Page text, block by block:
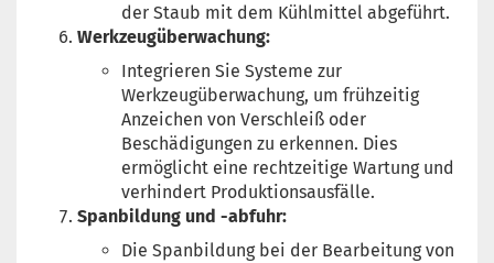
der Staub mit dem Kühlmittel abgeführt.
Werkzeugüberwachung:
Integrieren Sie Systeme zur
Werkzeugüberwachung, um frühzeitig
Anzeichen von Verschleiß oder
Beschädigungen zu erkennen. Dies
ermöglicht eine rechtzeitige Wartung und
verhindert Produktionsausfälle.
Spanbildung und -abfuhr:
Die Spanbildung bei der Bearbeitung von